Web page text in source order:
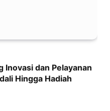
dan Pelayanan
Hingga Hadiah